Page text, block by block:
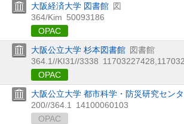
大阪経済大学 図書館 図
364/Kim 50093186
OPAC
大阪公立大学 杉本図書館 図書館
364.1//KI31//3338
OPAC
大阪公立大学 都市科学・防災研究セン
200//364.1
14100060103
OPAC